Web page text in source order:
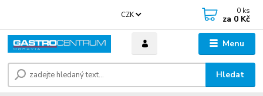
Menu
CZK
Hledat
0 ks
za 0 Kč